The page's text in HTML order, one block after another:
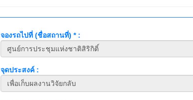
จองรถไปที่ (ชื่อสถานที่) * :
จุดประสงค์ :